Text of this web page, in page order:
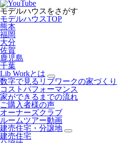
モデルハウスをさがす
モデルハウスTOP
熊本
福岡
大分
佐賀
鹿児島
千葉
Lib Workとは
数字で見るリブワークの家づくり
コストパフォーマンス
家ができるまでの流れ
ご購入者様の声
オーナーズクラブ
ルームツアー動画
建売住宅・分譲地
建売住宅